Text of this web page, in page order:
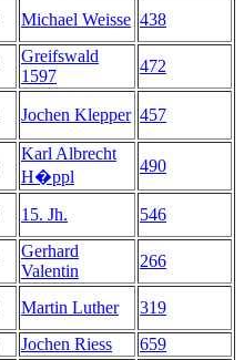
Michael Weisse 438
Greifswald
1597
472
Jochen Klepper 457
Karl Albrecht
H�ppl
490
15. Jh.
546
Gerhard
Valentin
266
Martin Luther
319
Jochen Riess
659